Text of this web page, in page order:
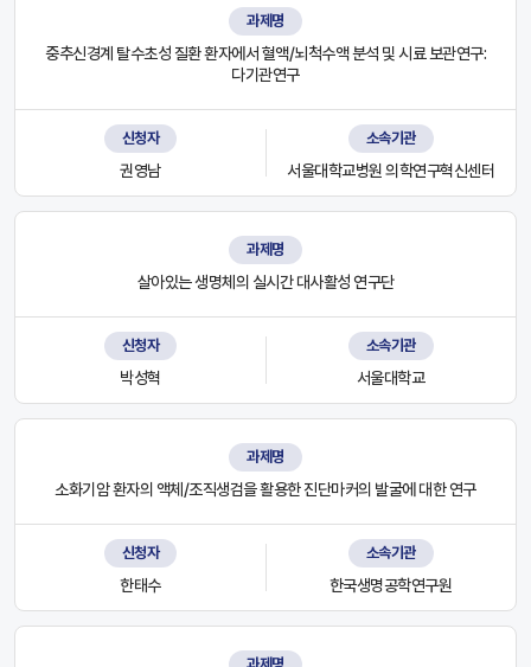
과제명
중추신경계 탈수초성 질환 환자에서 혈액/뇌척수액 분석 및 시료 보관연구:
다기관연구
신청자
권영남
소속기관
서울대학교병원 의학연구혁신센터
과제명
살아있는 생명체의 실시간 대사활성 연구단
신청자
박성혁
소속기관
서울대학교
과제명
소화기암 환자의 액체/조직생검을 활용한 진단마커의 발굴에 대한 연구
신청자
한태수
소속기관
한국생명공학연구원